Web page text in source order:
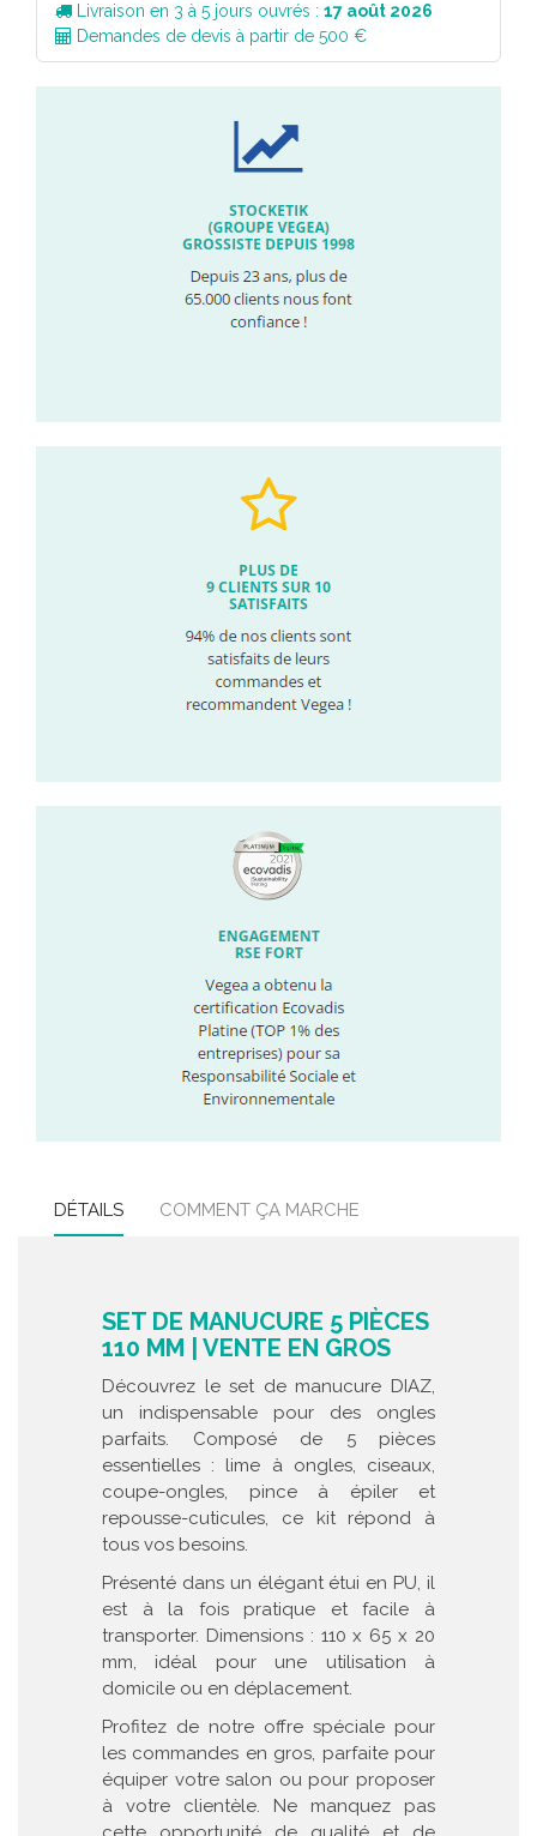
Livraison en 3 à 5 jours ouvrés : 17 août 2026
Demandes de devis à partir de 500 €
DÉTAILS COMMENT ÇA MARCHE
SET DE MANUCURE 5 PIÈCES
110 MM | VENTE EN GROS
Découvrez le set de manucure DIAZ,
un indispensable pour des ongles
parfaits. Composé de 5 pièces
essentielles : lime à ongles, ciseaux,
coupe-ongles, pince à épiler et
repousse-cuticules, ce kit répond à
tous vos besoins.
Présenté dans un élégant étui en PU, il
est à la fois pratique et facile à
transporter. Dimensions : 110 x 65 x 20
mm, idéal pour une utilisation à
domicile ou en déplacement.
Profitez de notre offre spéciale pour
les commandes en gros, parfaite pour
équiper votre salon ou pour proposer
à votre clientèle. Ne manquez pas